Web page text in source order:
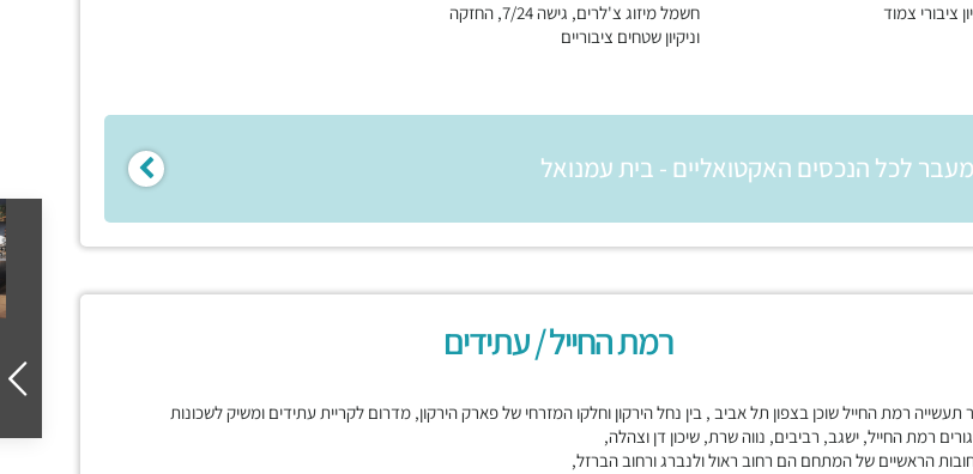
ציבורי צמוד
חשמל מיזוג צ'לרים, גישה 7/24, החזקה
וניקיון שטחים ציבוריים
לכל הנכסים האקטואליים - בית עמנואל
רמת החייל / עתידים
תעשייה רמת החייל שוכן בצפון תל אביב , בין נחל הירקון וחלקו המזרחי של פארק הירקון, מדרום לקריית עתידים ומשיק לשכונות
רמת החייל, ישגב, רביבים, נווה שרת, שיכון דן וצהלה,
הראשיים של המתחם הם רחוב ראול ולנברג ורחוב הברזל,